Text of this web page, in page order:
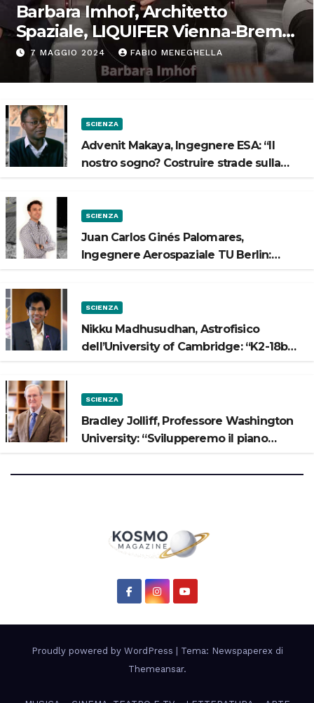
Barbara Imhof, Architetto
Spaziale, LIQUIFER Vienna-Brema:
“Progettiamo habitat per lo
Spazio”
7 MAGGIO 2024 FABIO MENEGHELLA
SCIENZA
Advenit Makaya, Ingegnere ESA: “Il
nostro sogno? Costruire strade sulla
SCIENZA
Juan Carlos Ginés Palomares,
Ingegnere Aerospaziale TU Berlin:
SCIENZA
Nikku Madhusudhan, Astrofisico
dell’University of Cambridge: “K2-18b
SCIENZA
Bradley Jolliff, Professore Washington
University: “Svilupperemo il piano
Proudly powered by WordPress | Tema: Newspaperex di
Themeansar.